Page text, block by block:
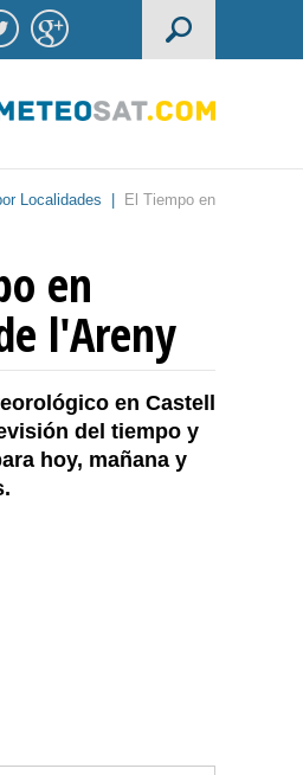
Localidades
El Tiempo en
en
l'Areny
en Castell
del tiempo y
hoy, mañana y